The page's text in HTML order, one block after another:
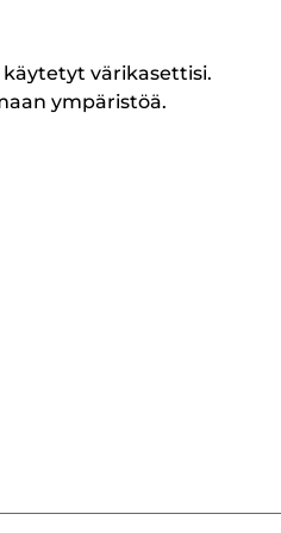
värikasettisi.
ympäristöä.